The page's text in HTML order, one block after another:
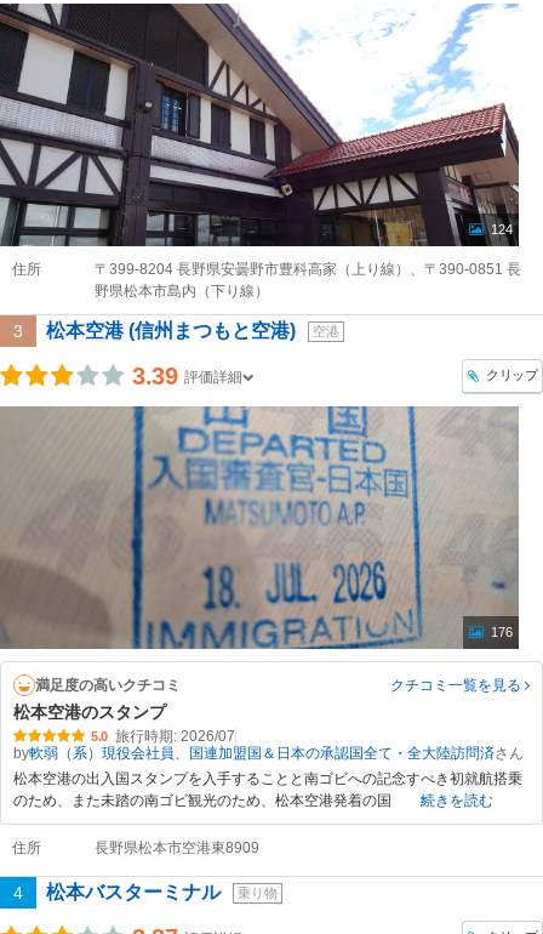
124
住所
〒399-8204 長野県安曇野市豊科高家（上り線）、〒390-0851 長
野県松本市島内（下り線）
3 松本空港 (信州まつもと空港) 空港
3.39 評価詳細 クリップ
176
満足度の高いクチコミ クチコミ一覧を見る
松本空港のスタンプ
5.0 旅行時期: 2026/07
by軟弱（系）現役会社員、国連加盟国＆日本の承認国全て・全大陸訪問済
松本空港の出入国スタンプを入手することと南ゴビへの記念すべき初就航搭乗
のため、また未踏の南ゴビ観光のため、松本空港発着の国
続きを読む
住所 長野県松本市空港東8909
4 松本バスターミナル 乗り物